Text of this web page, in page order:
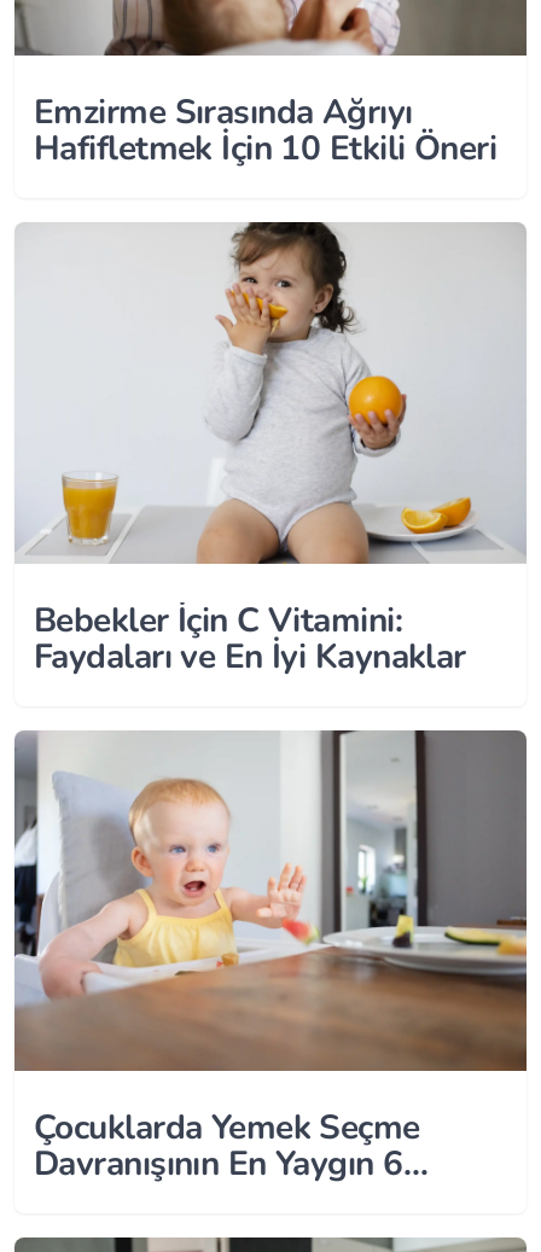
Emzirme Sırasında Ağrıyı
Hafifletmek İçin 10 Etkili Öneri
Bebekler İçin C Vitamini:
Faydaları ve En İyi Kaynaklar
Çocuklarda Yemek Seçme
Davranışının En Yaygın 6